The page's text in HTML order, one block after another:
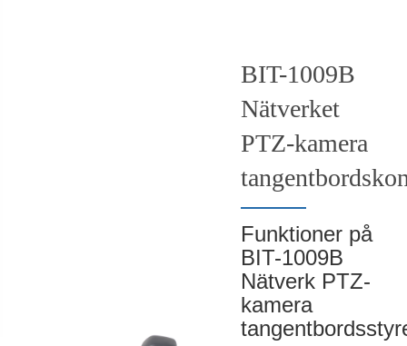
BIT-1009B
Nätverket
PTZ-kamera
Funktioner på
BIT-1009B
Nätverk PTZ-
kamera